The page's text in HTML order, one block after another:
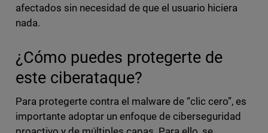
afectados sin necesidad de que el usuario hiciera
nada.
¿Cómo puedes protegerte de
este ciberataque?
Para protegerte contra el malware de “clic cero”, es
importante adoptar un enfoque de ciberseguridad